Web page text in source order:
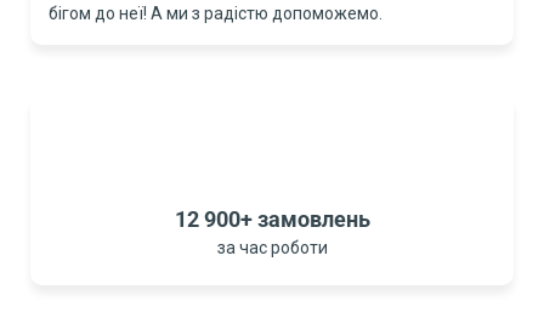
бігом до неї! А ми з радістю допоможемо.
12 900+ замовлень
за час роботи